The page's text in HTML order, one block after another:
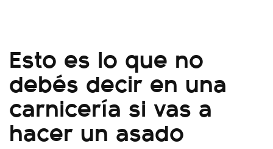
Esto es lo que no
debés decir en una
carnicería si vas a
hacer un asado